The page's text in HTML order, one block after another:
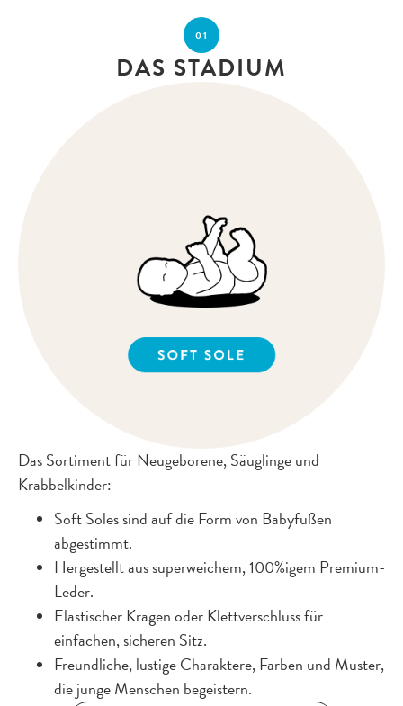
01
DAS STADIUM
Das Sortiment für Neugeborene, Säuglinge und
Krabbelkinder:
Soft Soles sind auf die Form von Babyfüßen
abgestimmt.
Hergestellt aus superweichem, 100%igem Premium-
Leder.
Elastischer Kragen oder Klettverschluss für
einfachen, sicheren Sitz.
Freundliche, lustige Charaktere, Farben und Muster,
die junge Menschen begeistern.